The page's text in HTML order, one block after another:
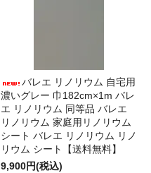
バレエ リノリウム 自宅用
濃いグレー 巾182cm×1m バレ
エ リノリウム 同等品 バレエ
リノリウム 家庭用リノリウム
シート バレエ リノリウム リノ
リウム シート【送料無料】
9,900円(税込)